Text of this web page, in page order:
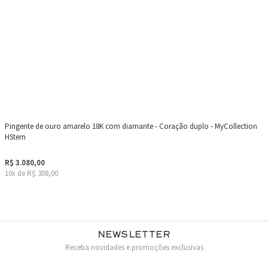
Pingente de ouro amarelo 18K com diamante - Coração duplo - MyCollection
HStern
R$ 3.080,00
10x de R$ 308,00
Newsletter
Receba novidades e promoções exclusivas